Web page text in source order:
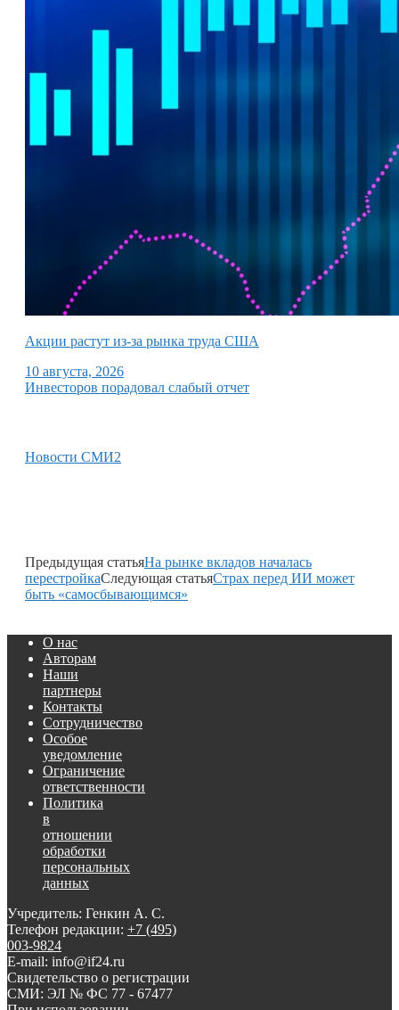
Акции растут из-за рынка труда США
10 августа, 2026
Инвесторов порадовал слабый отчет
Новости СМИ2
Предыдущая статьяНа рынке вкладов началась
перестройкаСледующая статьяСтрах перед ИИ может
быть «самосбывающимся»
О нас
Авторам
Наши
партнеры
Контакты
Сотрудничество
Особое
уведомление
Ограничение
ответственности
Политика
в
отношении
обработки
персональных
данных
Учредитель: Генкин А. С.
Телефон редакции: +7 (495)
003-9824
E-mail: info@if24.ru
Свидетельство о регистрации
СМИ: ЭЛ № ФС 77 - 67477